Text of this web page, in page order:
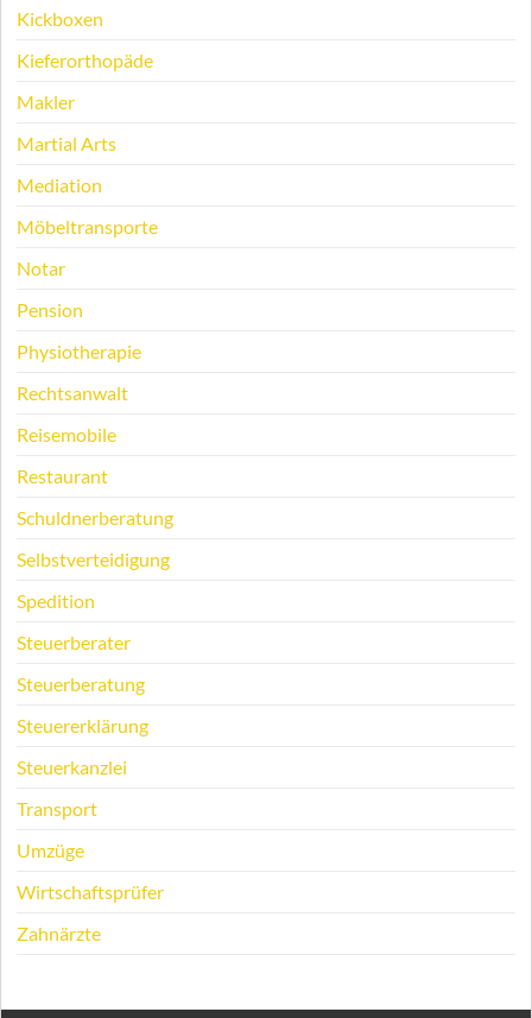
Kickboxen
Kieferorthopäde
Makler
Martial Arts
Mediation
Möbeltransporte
Notar
Pension
Physiotherapie
Rechtsanwalt
Reisemobile
Restaurant
Schuldnerberatung
Selbstverteidigung
Spedition
Steuerberater
Steuerberatung
Steuererklärung
Steuerkanzlei
Transport
Umzüge
Wirtschaftsprüfer
Zahnärzte